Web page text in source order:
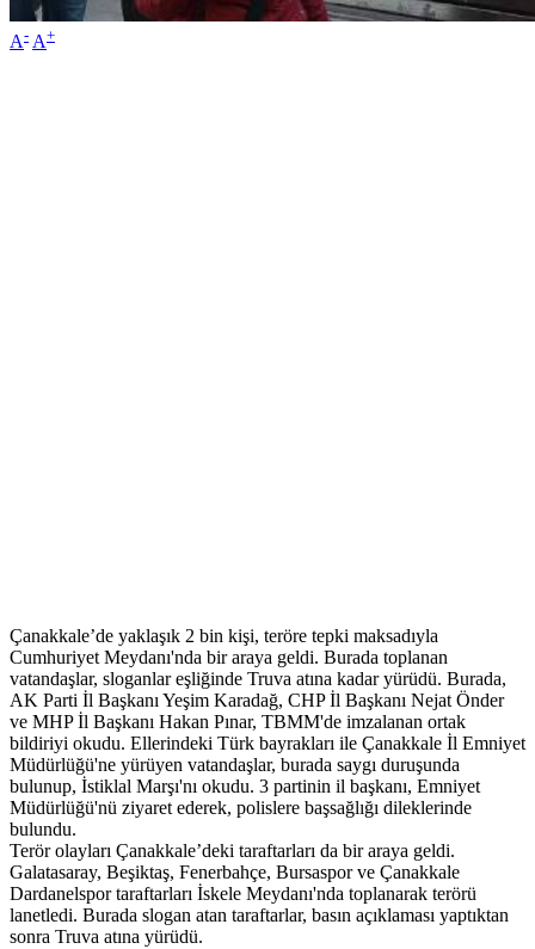
A- A+
Çanakkale’de yaklaşık 2 bin kişi, teröre tepki maksadıyla
Cumhuriyet Meydanı'nda bir araya geldi. Burada toplanan
vatandaşlar, sloganlar eşliğinde Truva atına kadar yürüdü. Burada,
AK Parti İl Başkanı Yeşim Karadağ, CHP İl Başkanı Nejat Önder
ve MHP İl Başkanı Hakan Pınar, TBMM'de imzalanan ortak
bildiriyi okudu. Ellerindeki Türk bayrakları ile Çanakkale İl Emniyet
Müdürlüğü'ne yürüyen vatandaşlar, burada saygı duruşunda
bulunup, İstiklal Marşı'nı okudu. 3 partinin il başkanı, Emniyet
Müdürlüğü'nü ziyaret ederek, polislere başsağlığı dileklerinde
bulundu.
Terör olayları Çanakkale’deki taraftarları da bir araya geldi.
Galatasaray, Beşiktaş, Fenerbahçe, Bursaspor ve Çanakkale
Dardanelspor taraftarları İskele Meydanı'nda toplanarak terörü
lanetledi. Burada slogan atan taraftarlar, basın açıklaması yaptıktan
sonra Truva atına yürüdü.